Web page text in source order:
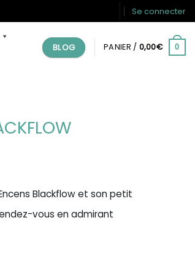
Se connecter
BLOG PANIER / 0,00€ 0
Blackflow et son petit
vous en admirant